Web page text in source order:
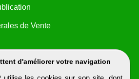
d'améliorer votre navigation
de Vente